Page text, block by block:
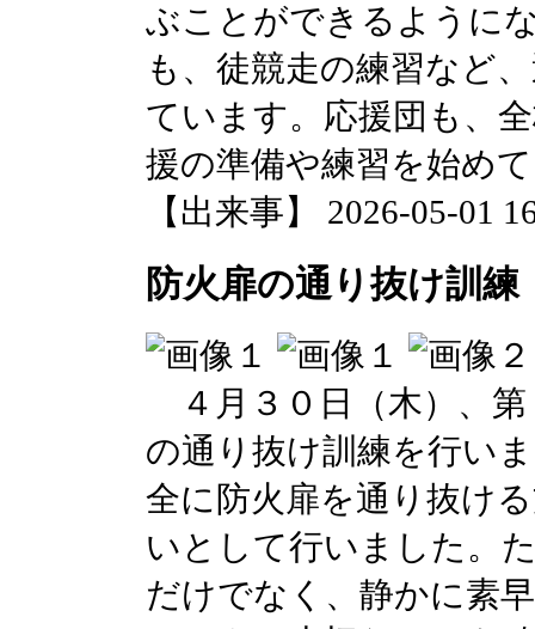
ぶことができるように
も、徒競走の練習など
ています。応援団も、
援の準備や練習を始め
【出来事】 2026-05-01
防火扉の通り抜け訓練
４月３０日（木）、第
の通り抜け訓練を行い
全に防火扉を通り抜け
いとして行いました。
だけでなく、静かに素